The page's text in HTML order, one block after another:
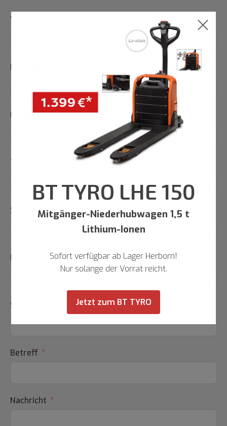
Vorname
Nachname
E-Mail
Telefon
Straße, Nr.
PLZ
Stadt
Betreff
Nachricht
BT TYRO LHE 150
Mitgänger-Niederhubwagen 1,5 t
Lithium-Ionen
Sofort verfügbar ab Lager Herborn!
Nur solange der Vorrat reicht.
Jetzt zum BT TYRO